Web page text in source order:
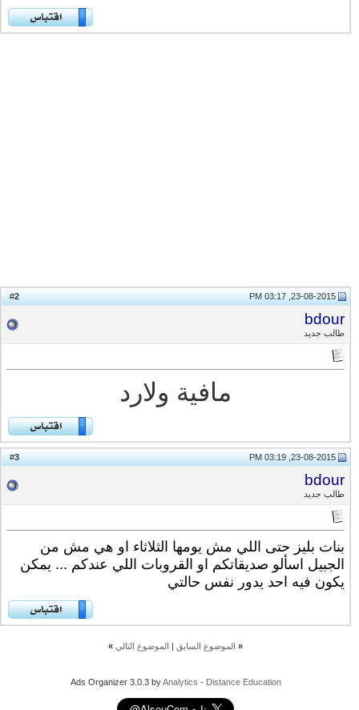
23-08-2015, 03:17 PM
bdour
طالب جديد
مافية ولارد
23-08-2015, 03:19 PM
bdour
طالب جديد
بنات بليز حتى اللي مش يومها الثلاثاء او هي مش من
الجبيل اسألو صديقاتكم او القروبات اللي عندكم ... يمكن
يكون فيه احد يدور نفس حالتي
الموضوع السابق| الموضوع التالي »
Ads Organizer 3.0.3 byAnalytics -Distance Education